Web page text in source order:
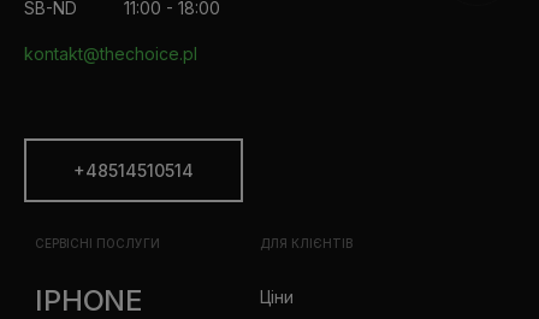
SB-ND
11:00 - 18:00
kontakt@thechoice.pl
+48514510514
СЕРВІСНІ ПОСЛУГИ
IPHONE
ДЛЯ КЛІЄНТІВ
Ціни